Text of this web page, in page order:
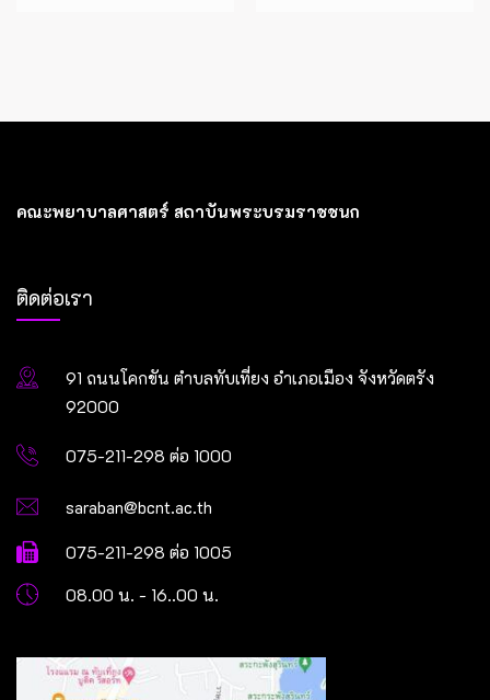
คณะพยาบาลศาสตร์ สถาบันพระบรมราชชนก
ติดต่อเรา
91 ถนนโคกขัน ตำบลทับเที่ยง อำเภอเมือง จังหวัดตรัง
92000
075-211-298 ต่อ 1000
saraban@bcnt.ac.th
075-211-298 ต่อ 1005
08.00 น. - 16..00 น.